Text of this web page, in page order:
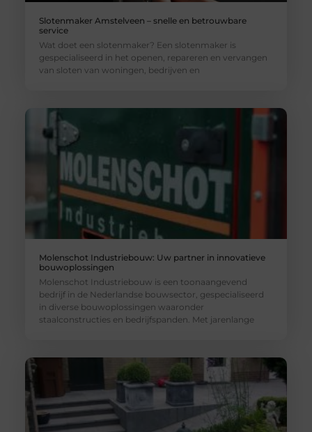
Slotenmaker Amstelveen – snelle en betrouwbare
service
Wat doet een slotenmaker? Een slotenmaker is
gespecialiseerd in het openen, repareren en vervangen
van sloten van woningen, bedrijven en
Molenschot Industriebouw: Uw partner in innovatieve
bouwoplossingen
Molenschot Industriebouw is een toonaangevend
bedrijf in de Nederlandse bouwsector, gespecialiseerd
in diverse bouwoplossingen waaronder
staalconstructies en bedrijfspanden. Met jarenlange